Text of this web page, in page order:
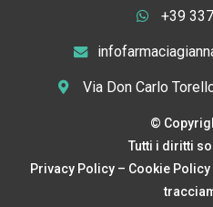
+39
Via Don Carlo
©
Tutti i diritti
Privacy Policy – Cookie Policy